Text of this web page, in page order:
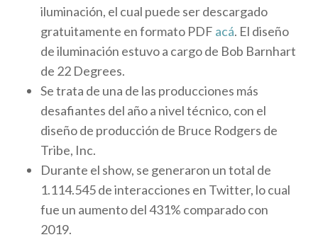
iluminación, el cual puede ser descargado
gratuitamente en formato PDF acá. El diseño
de iluminación estuvo a cargo de Bob Barnhart
de 22 Degrees.
Se trata de una de las producciones más
desafiantes del año a nivel técnico, con el
diseño de producción de Bruce Rodgers de
Tribe, Inc.
Durante el show, se generaron un total de
1.114.545 de interacciones en Twitter, lo cual
fue un aumento del 431% comparado con
2019.